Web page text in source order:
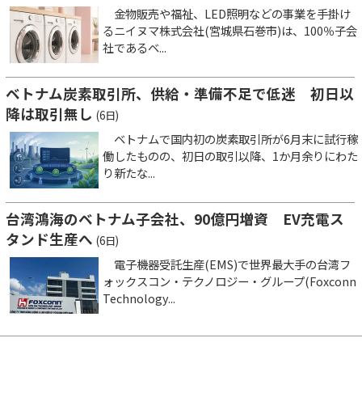
金物販売や福祉、LED照明などの事業を手掛け
るニイヌマ株式会社(宮城県石巻市)は、100％子会
社であるベ...
ベトナム炭素取引所、供給・準備不足で低迷 初日以
降は取引無し (6日)
ベトナムで国内初の炭素取引所が6月末に試行稼
働したものの、初日の取引以降、1か月余りにわた
り新たな...
台湾鴻海のベトナム子会社、90億円増資 EV充電ス
タンド生産へ (6日)
電子機器受託生産(EMS)で世界最大手の台湾フ
ォックスコン・テクノロジー・グループ(Foxconn
Technology...